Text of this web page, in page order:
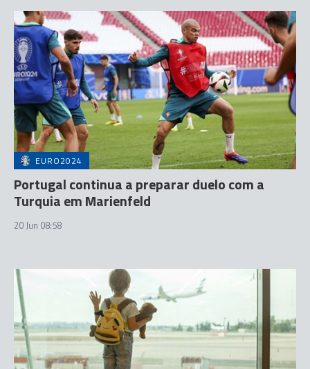
EURO2024
Portugal continua a preparar duelo com a
Turquia em Marienfeld
20 Jun 08:58